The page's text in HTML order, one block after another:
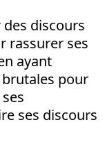
discours
rassurer ses
ayant
pour
ses discours